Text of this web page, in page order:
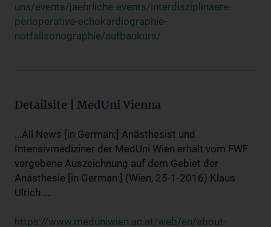
uns/events/jaehrliche-events/interdisziplinaere-
perioperative-echokardiographie-
notfallsonographie/aufbaukurs/
Detailsite | MedUni Vienna
...All News [in German:] Anästhesist und
Intensivmediziner der MedUni Wien erhält vom FWF
vergebene Auszeichnung auf dem Gebiet der
Anästhesie [in German:] (Wien, 25-1-2016) Klaus
Ulrich ...
https://www.meduniwien.ac.at/web/en/about-